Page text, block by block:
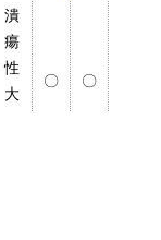
潰
瘍
性
大
〇 〇